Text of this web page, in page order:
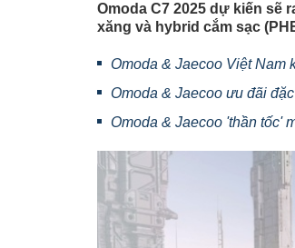
Omoda C7 2025 dự kiến sẽ
xăng và hybrid cắm sạc
Omoda & Jaecoo Việt Nam
Omoda & Jaecoo ưu đãi
Omoda & Jaecoo 'thần tốc'